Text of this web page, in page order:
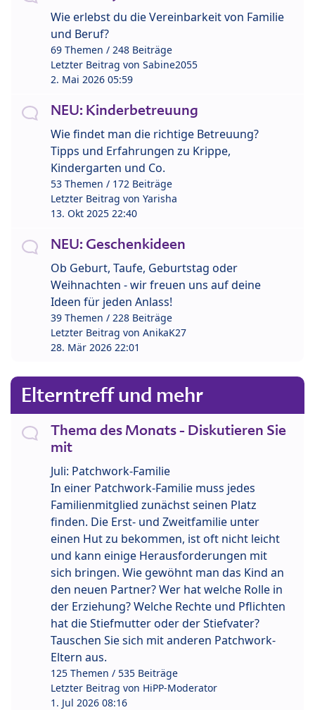
Wie erlebst du die Vereinbarkeit von Familie
und Beruf?
69 Themen / 248 Beiträge
Letzter Beitrag von Sabine2055
2. Mai 2026 05:59
NEU: Kinderbetreuung
Wie findet man die richtige Betreuung?
Tipps und Erfahrungen zu Krippe,
Kindergarten und Co.
53 Themen / 172 Beiträge
Letzter Beitrag von Yarisha
13. Okt 2025 22:40
NEU: Geschenkideen
Ob Geburt, Taufe, Geburtstag oder
Weihnachten - wir freuen uns auf deine
Ideen für jeden Anlass!
39 Themen / 228 Beiträge
Letzter Beitrag von AnikaK27
28. Mär 2026 22:01
Elterntreff und mehr
Thema des Monats - Diskutieren Sie
mit
Juli: Patchwork-Familie
In einer Patchwork-Familie muss jedes
Familienmitglied zunächst seinen Platz
finden. Die Erst- und Zweitfamilie unter
einen Hut zu bekommen, ist oft nicht leicht
und kann einige Herausforderungen mit
sich bringen. Wie gewöhnt man das Kind an
den neuen Partner? Wer hat welche Rolle in
der Erziehung? Welche Rechte und Pflichten
hat die Stiefmutter oder der Stiefvater?
Tauschen Sie sich mit anderen Patchwork-
Eltern aus.
125 Themen / 535 Beiträge
Letzter Beitrag von HiPP-Moderator
1. Jul 2026 08:16